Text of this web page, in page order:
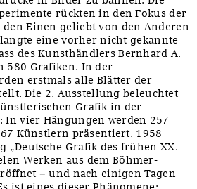
rückten in den Fokus der
Einen geliebt von den Anderen
eine vorher nicht gekannte
des Kunsthändlers Bernhard A.
580 Grafiken. In der
erstmals alle Blätter der
Die 2. Ausstellung beleuchtet
Grafik in der
In vier Hängungen werden 257
Künstlern präsentiert. 1958
„Deutsche Grafik des frühen XX.
Werken aus dem Böhmer-
– und nach einigen Tagen